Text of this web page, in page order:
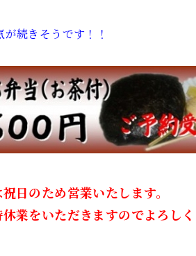
続きそうです！！
日のため営業いたします。
業をいただきますのでよろし